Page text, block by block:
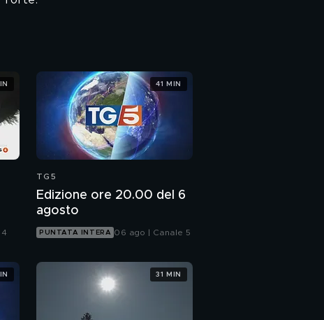
TG5
Edizione ore 20.00 del 6
agosto
PUNTATA INTERA 06 ago | Canale 5
41 MIN
31 MIN